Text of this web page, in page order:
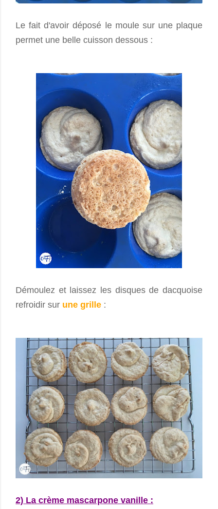
Le fait d'avoir déposé le moule sur une plaque
permet une belle cuisson dessous :
Démoulez et laissez les disques de dacquoise
refroidir sur une grille :
2) La crème mascarpone vanille :